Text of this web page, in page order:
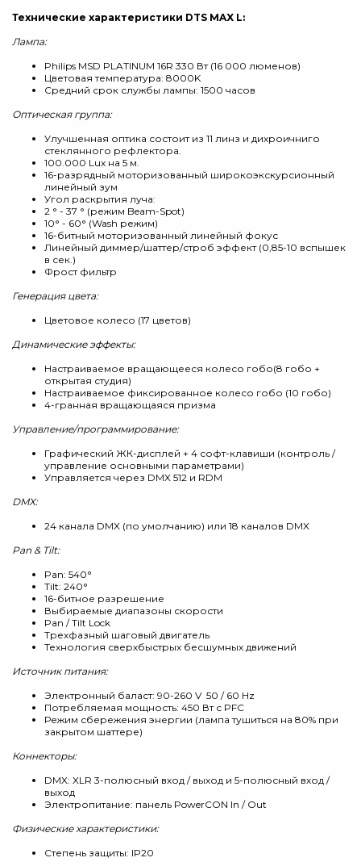
Технические характеристики DTS MAX L:
Лампа:
Philips MSD PLATINUM 16R 330 Вт (16 000 люменов)
Цветовая температура: 8000K
Средний срок службы лампы: 1500 часов
Оптическая группа:
Улучшенная оптика состоит из 11 линз и дихроичниго
стеклянного рефлектора.
100.000 Lux на 5 м.
16-разрядный моторизованный широкоэкскурсионный
линейный зум
Угол раскрытия луча:
2 ° - 37 ° (режим Beam-Spot)
10° - 60° (Wash режим)
16-битный моторизованный линейный фокус
Линейный диммер/шаттер/строб эффект (0,85-10 вспышек
в сек.)
Фрост фильтр
Генерация цвета:
Цветовое колесо (17 цветов)
Динамические эффекты:
Настраиваемое вращающееся колесо гобо(8 гобо +
открытая студия)
Настраиваемое фиксированное колесо гобо (10 гобо)
4-гранная вращающаяся призма
Управление/программирование:
Графический ЖК-дисплей + 4 софт-клавиши (контроль /
управление основными параметрами)
Управляется через DMX 512 и RDM
DMX:
24 канала DMX (по умолчанию) или 18 каналов DMX
Pan & Tilt:
Pan: 540°
Tilt: 240°
16-битное разрешение
Выбираемые диапазоны скорости
Pan / Tilt Lock
Трехфазный шаговый двигатель
Технология сверхбыстрых бесшумных движений
Источник питания:
Электронный баласт: 90-260 V 50 / 60 Hz
Потребляемая мощность: 450 Вт с PFC
Режим сбережения энергии (лампа тушиться на 80% при
закрытом шаттере)
Коннекторы:
DMX: XLR 3-полюсный вход / выход и 5-полюсный вход /
выход
Электропитание: панель PowerCON In / Out
Физические характеристики:
Степень защиты: IP20